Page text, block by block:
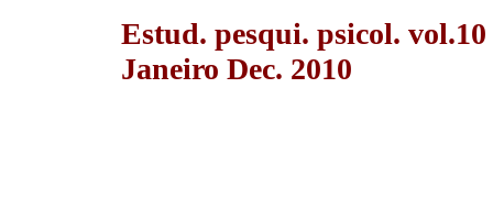
Estud. pesqui. psicol.
Janeiro Dec. 2010